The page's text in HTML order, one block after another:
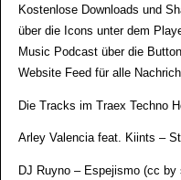
Kostenlose Downloads und
über die Icons unter dem
Music Podcast über die
Website Feed für alle
Die Tracks im Traex Techno
Arley Valencia feat. Kiints –
DJ Ruyno – Espejismo (cc by